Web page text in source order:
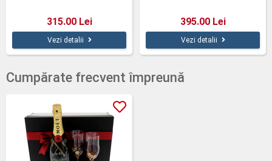
315.00 Lei
Vezi detalii
395.00 Lei
Vezi detalii
Cumpărate frecvent împreună